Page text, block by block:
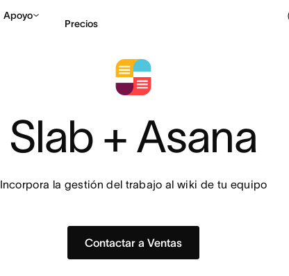
Apoyo
Precios
Slab + Asana
Incorpora la gestión del trabajo al wiki de tu equipo
Contactar a Ventas